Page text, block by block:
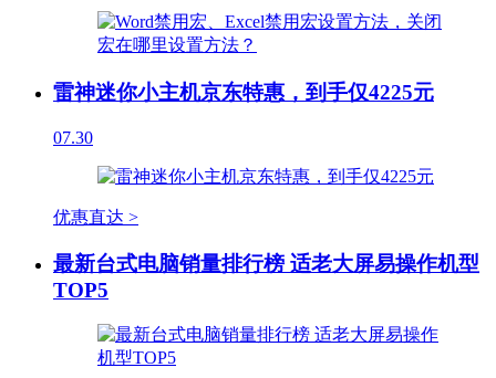
雷神迷你小主机京东特惠，到手仅4225元
07.30
优惠直达 >
最新台式电脑销量排行榜 适老大屏易操作机型
TOP5